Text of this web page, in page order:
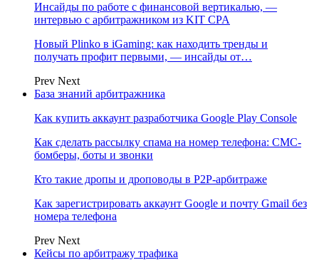
Инсайды по работе с финансовой вертикалью, —
интервью с арбитражником из KIT CPA
Новый Plinko в iGaming: как находить тренды и
получать профит первыми, — инсайды от…
Prev Next
База знаний арбитражника
Как купить аккаунт разработчика Google Play Console
Как сделать рассылку спама на номер телефона: СМС-
бомберы, боты и звонки
Кто такие дропы и дроповоды в P2P-арбитраже
Как зарегистрировать аккаунт Google и почту Gmail без
номера телефона
Prev Next
Кейсы по арбитражу трафика